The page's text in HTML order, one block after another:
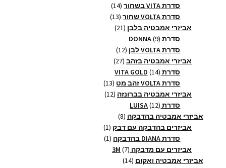
מוצרים
סדרת VITA בשחור 14
14
מוצרים
סדרת VOLTA שחור 13
13
אביזרי אמבטיה בלבן 21
21
סדרת DONNA 9
9
מוצרים סדרת VOLTA לבן 12
12
מוצרים
אביזרי אמבטיה בזהב 27
27
מוצרים
סדרת VITA GOLD 14
14
מוצרים סדרת VOLTA זהב מט 13
13
מוצרים
אביזרי אמבטיה בברונזה 12
12
סדרת LUISA 12
12
מוצרים
אביזרי אמבטיה בהדבקה 8
8
מוצריםאביזרים בהדבקה עם דבק 1מוצר
1
סדרת DIANA בהדבקה 1מוצר
אביזרים עם מדבקה 3M 7
7
מוצרים
אביזרי אמבטיה ואקום 14
14